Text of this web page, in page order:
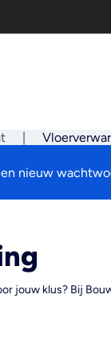
|
nieuw
jouw klus? Bij